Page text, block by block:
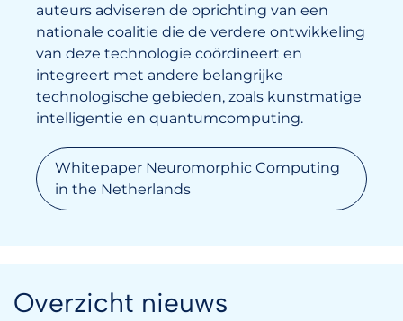
auteurs adviseren de oprichting van een
nationale coalitie die de verdere ontwikkeling
van deze technologie coördineert en
integreert met andere belangrijke
technologische gebieden, zoals kunstmatige
intelligentie en quantumcomputing.
Whitepaper Neuromorphic Computing
in the Netherlands
Overzicht nieuws